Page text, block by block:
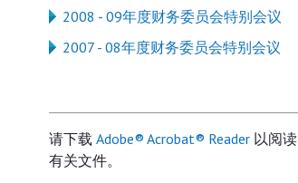
2008 - 09年度财务委员会特别会议
2007 - 08年度财务委员会特别会议
请下载 Adobe® Acrobat® Reader以阅读
有关文件。